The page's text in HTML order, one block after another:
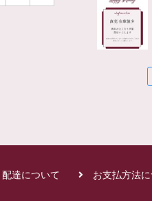
配達について お支払方法